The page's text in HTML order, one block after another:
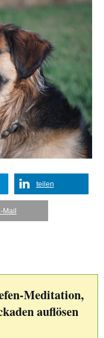
teilen
Mail
Meditation,
auflösen